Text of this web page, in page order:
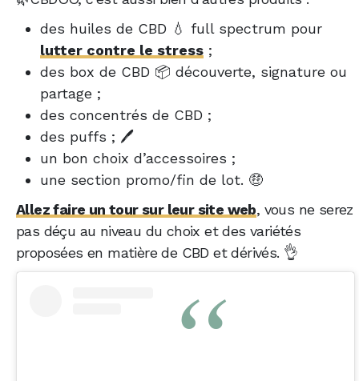
des huiles de CBD 💧 full spectrum pour
lutter contre le stress ;
des box de CBD 📦 découverte, signature ou
partage ;
des concentrés de CBD ;
des puffs ; 🖊️
un bon choix d’accessoires ;
une section promo/fin de lot. 🤑
Allez faire un tour sur leur site web, vous ne serez
pas déçu au niveau du choix et des variétés
proposées en matière de CBD et dérivés. 👌